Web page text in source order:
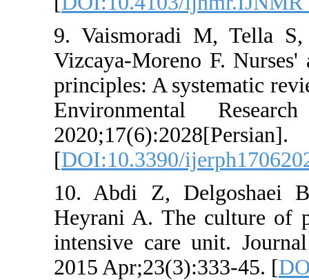
9. Vaismoradi
Vizcaya-Moreno
principles: A
[DOI:10.3390/
10. Abdi Z,
Heyrani A.
intensive care
2015